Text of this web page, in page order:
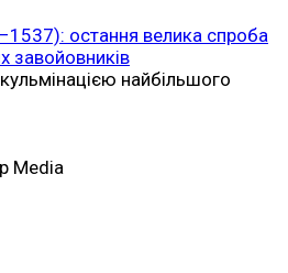
остання велика спроба
завойовників
найбільшого
Media